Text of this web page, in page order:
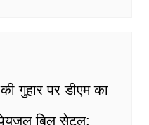
गुहार पर डीएम का
पेयजल बिल सेटल;